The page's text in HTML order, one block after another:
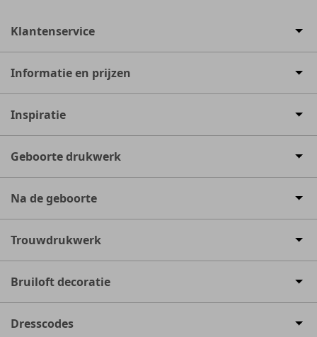
Klantenservice
Informatie en prijzen
Inspiratie
Geboorte drukwerk
Na de geboorte
Trouwdrukwerk
Bruiloft decoratie
Dresscodes